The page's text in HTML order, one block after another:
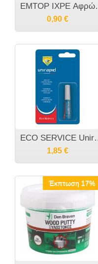
EMTOP
0,90 €
ECO
1,85 €
Έκπτωση 17%